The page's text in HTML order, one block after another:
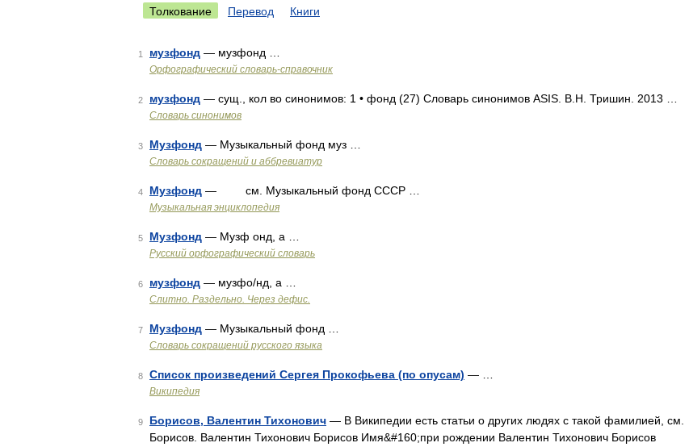
Толкование Перевод Книги
1 музфонд — музфонд …
Орфографический словарь-справочник
2 музфонд — сущ., кол во синонимов: 1 • фонд (27) Словарь синонимов ASIS. В.Н. Тришин. 2013 …
Словарь синонимов
3 Музфонд — Музыкальный фонд муз …
Словарь сокращений и аббревиатур
4 Музфонд — см. Музыкальный фонд СССР …
Музыкальная энциклопедия
5 Музфонд — Музф онд, а …
Русский орфографический словарь
6 музфонд — музфо/нд, а …
Слитно. Раздельно. Через дефис.
7 Музфонд — Музыкальный фонд …
Словарь сокращений русского языка
8 Список произведений Сергея Прокофьева (по опусам) — …
Википедия
9 Борисов, Валентин Тихонович — В Википедии есть статьи о других людях с такой фамилией, см.
Борисов. Валентин Тихонович Борисов Имя&#160;при рождении Валентин Тихонович Борисов